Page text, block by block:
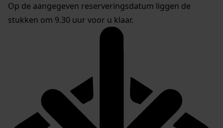
Op de aangegeven reserveringsdatum liggen de
stukken om 9.30 uur voor u klaar.